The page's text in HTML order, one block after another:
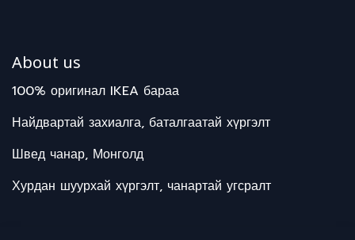
About us
100% оригинал IKEA бараа
Найдвартай захиалга, баталгаатай хүргэлт
Швед чанар, Монголд
Хурдан шуурхай хүргэлт, чанартай угсралт